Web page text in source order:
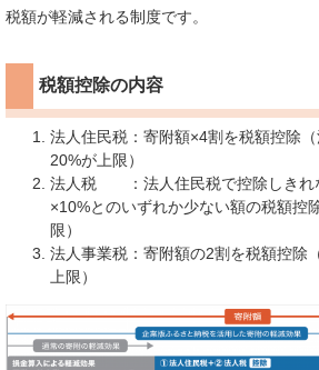
税額が軽減される制度です。
税額控除の内容
法人住民税：寄附額×4割を税額控除
20%が上限）
法人税 ：法人住民税で控除しきれ
×10%とのいずれか少ない額の税額控
限）
法人事業税：寄附額の2割を税額控除
上限）